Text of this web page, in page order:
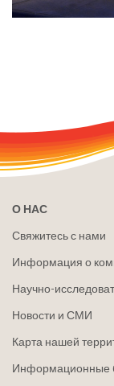
О НАС
Свяжитесь с нами
Информация о
Научно-
Новости и СМИ
Карта нашей
Информационные